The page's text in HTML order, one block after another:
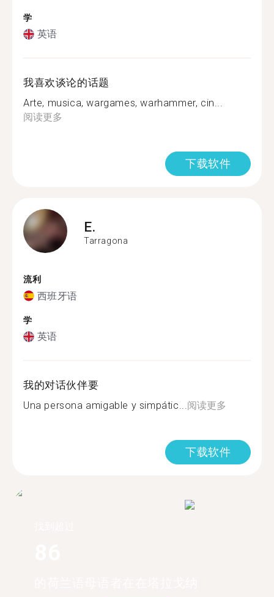
学
英语
我喜欢谈论的话题
Arte, musica, wargames, warhammer, cin...
阅读更多
下载软件
E.
Tarragona
流利
西班牙语
学
英语
我的对话伙伴要
Una persona amigable y simpátic...阅读更多
下载软件